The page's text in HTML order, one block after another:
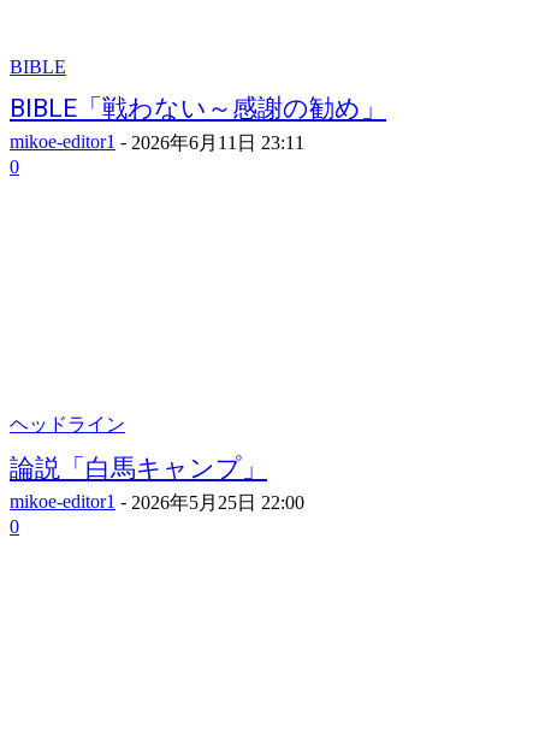
BIBLE
BIBLE「戦わない～感謝の勧め」
mikoe-editor1 - 2026年6月11日 23:11
0
ヘッドライン
論説「白馬キャンプ」
mikoe-editor1 - 2026年5月25日 22:00
0